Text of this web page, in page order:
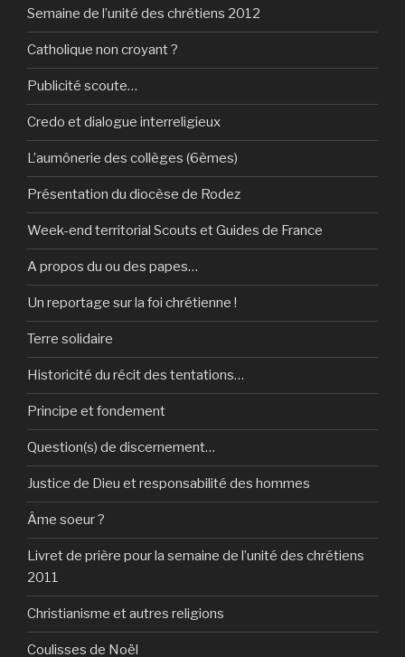
Semaine de l’unité des chrétiens 2012
Catholique non croyant ?
Publicité scoute…
Credo et dialogue interreligieux
L’aumônerie des collèges (6èmes)
Présentation du diocèse de Rodez
Week-end territorial Scouts et Guides de France
A propos du ou des papes…
Un reportage sur la foi chrétienne !
Terre solidaire
Historicité du récit des tentations…
Principe et fondement
Question(s) de discernement…
Justice de Dieu et responsabilité des hommes
Âme soeur ?
Livret de prière pour la semaine de l’unité des chrétiens
2011
Christianisme et autres religions
Coulisses de Noël